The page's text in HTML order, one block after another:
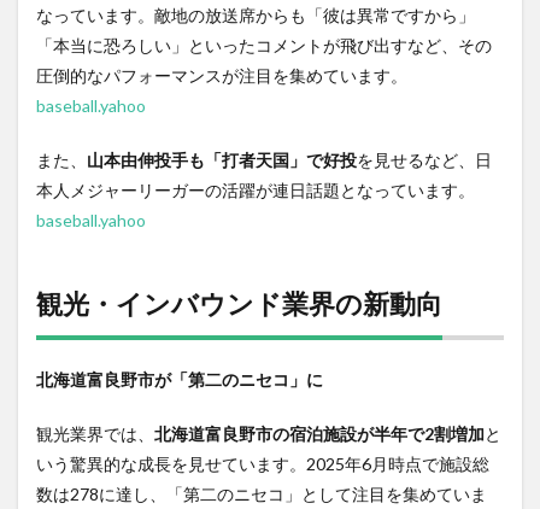
なっています。敵地の放送席からも「彼は異常ですから」
「本当に恐ろしい」といったコメントが飛び出すなど、その
圧倒的なパフォーマンスが注目を集めています。
baseball.yahoo
また、 山本由伸投手も「打者天国」で好投を見せるなど、日
本人メジャーリーガーの活躍が連日話題となっています。
baseball.yahoo
観光・インバウンド業界の新動向
北海道富良野市が「第二のニセコ」に
観光業界では、 北海道富良野市の宿泊施設が半年で2割増加と
いう驚異的な成長を見せています。2025年6月時点で施設総
数は278に達し、「第二のニセコ」として注目を集めていま